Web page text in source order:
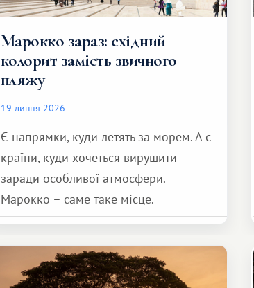
Марокко зараз: східний
колорит замість звичного
пляжу
19 липня 2026
Є напрямки, куди летять за морем. А є
країни, куди хочеться вирушити
заради особливої ​​атмосфери.
Марокко – саме таке місце.